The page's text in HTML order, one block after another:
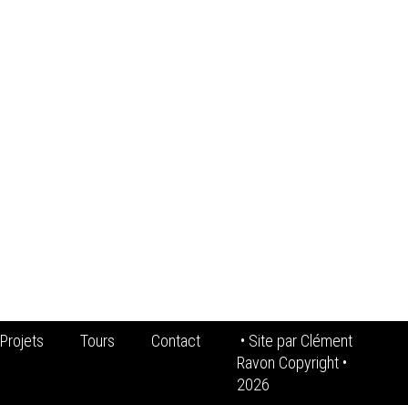
Projets Tours Contact • Site par Clément
Ravon Copyright •
2026